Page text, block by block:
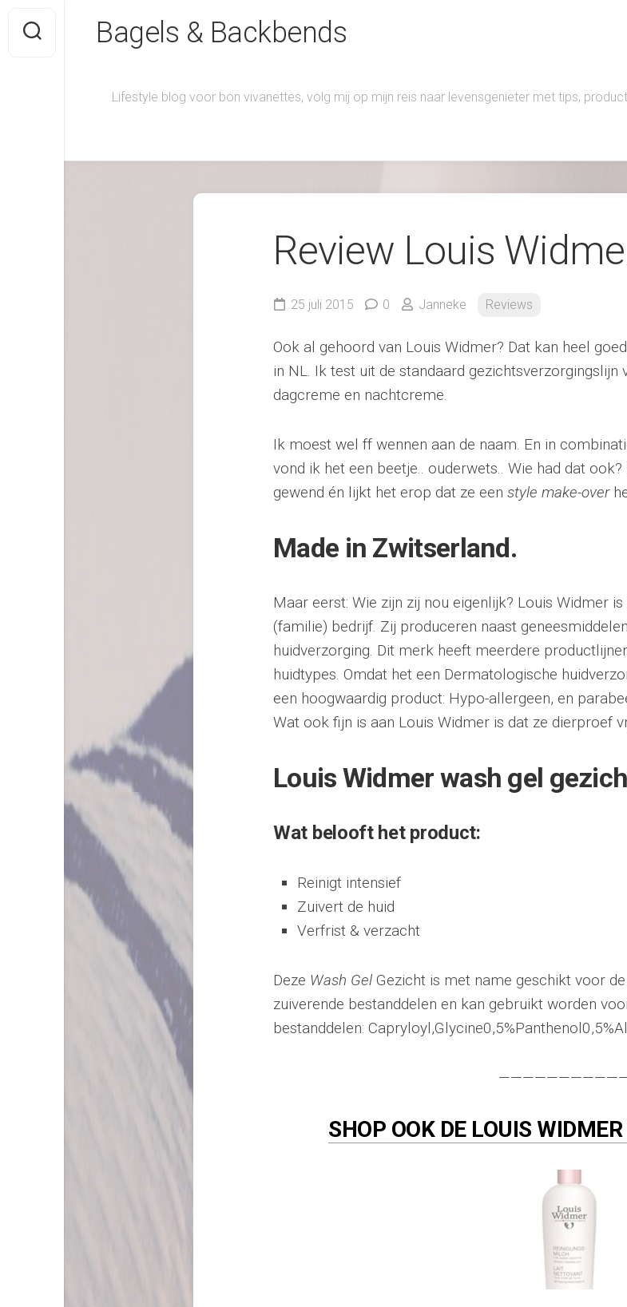
content
Bagels & Backbends
Lifestyle blog voor bon vivanettes, volg mij op mijn reis naar levensgenieter met tips,
Review Louis
25 juli 2015 0 Janneke Reviews
Ook al gehoord van Louis Widmer? Dat kan heel
in NL. Ik test uit de standaard gezichtsverzorgingslijn
dagcreme en nachtcreme.
Ik moest wel ff wennen aan de naam. En in
vond ik het een beetje.. ouderwets.. Wie had dat
gewend én lijkt het erop dat ze een style make-over
Made in Zwitserland.
Maar eerst: Wie zijn zij nou eigenlijk? Louis Widmer
(familie) bedrijf. Zij produceren naast
huidverzorging. Dit merk heeft meerdere
huidtypes. Omdat het een Dermatologische
een hoogwaardig product: Hypo-allergeen, en
Wat ook fijn is aan Louis Widmer is dat ze dierproef
Louis Widmer wash gel
Wat belooft het product:
Reinigt intensief
Zuivert de huid
Verfrist & verzacht
Deze Wash Gel Gezicht is met name geschikt voor
zuiverende bestanddelen en kan gebruikt worden
bestanddelen:
SHOP OOK DE LOUIS